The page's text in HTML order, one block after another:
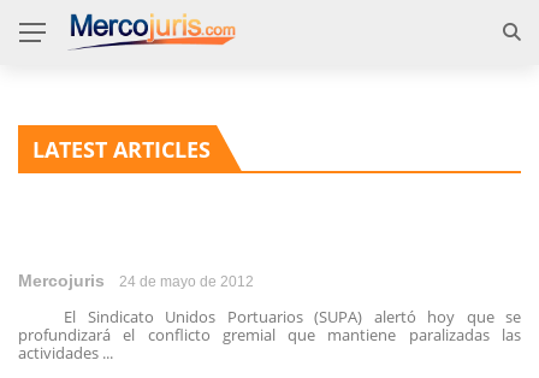
LATEST ARTICLES
Mercojuris 24 de mayo de 2012
El Sindicato Unidos Portuarios (SUPA) alertó hoy que se
profundizará el conflicto gremial que mantiene paralizadas las
actividades ...